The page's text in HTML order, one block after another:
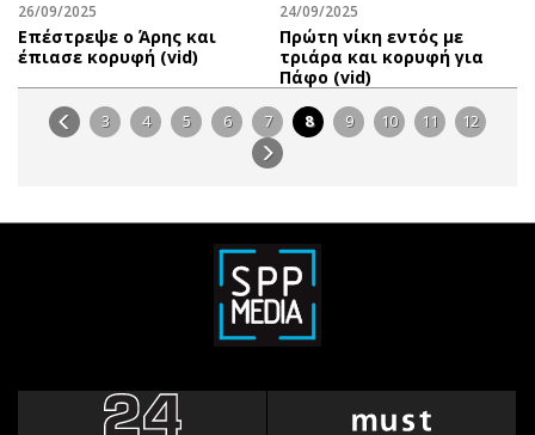
26/09/2025
Επέστρεψε ο Άρης και
έπιασε κορυφή (vid)
24/09/2025
Πρώτη νίκη εντός με
τριάρα και κορυφή για
Πάφο (vid)
3 4 5 6 7 8 9 10 11 12